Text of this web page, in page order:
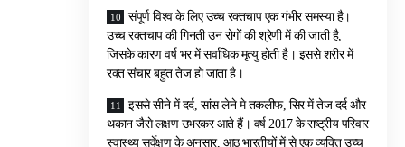
संपूर्ण विश्व के लिए उच्च रक्तचाप एक गंभीर समस्या है।
उच्च रक्तचाप की गिनती उन रोगों की श्रेणी में की जाती है,
जिसके कारण वर्ष भर में सर्वाधिक मृत्यु होती है। इससे शरीर में
रक्त संचार बहुत तेज हो जाता है।
इससे सीने में दर्द, सांस लेने मे तकलीफ, सिर में तेज दर्द और
थकान जैसे लक्षण उभरकर आते हैं। वर्ष 2017 के राष्ट्रीय परिवार
स्वास्थ्य सर्वेक्षण के अनुसार, आठ भारतीयों में से एक व्यक्ति उच्च